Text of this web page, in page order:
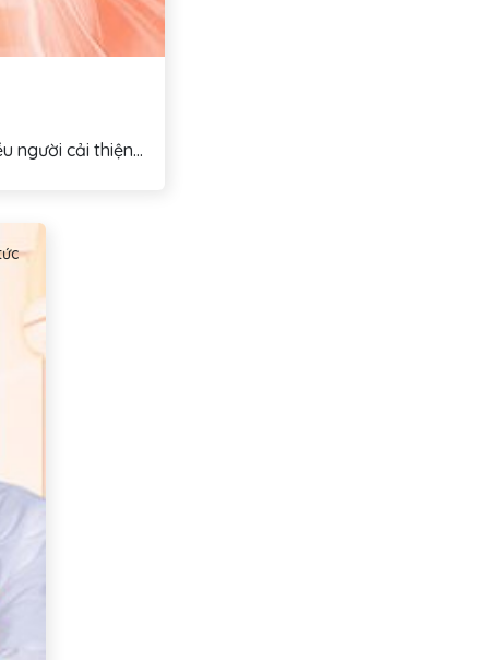
người cải thiện...